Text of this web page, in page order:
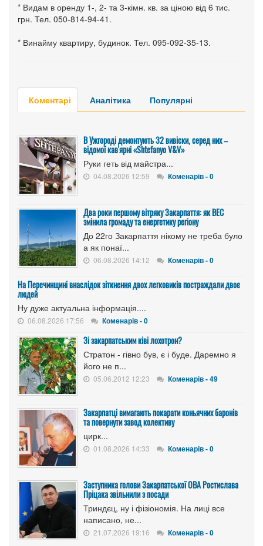
* Видам в оренду 1-, 2- та 3-кімн. кв. за ціною від 6 тис.
грн. Тел. 050-814-94-41.
* Винайму квартиру, будинок. Тел. 095-092-35-13.
Коментарі Аналітика Популярні
В Ужгороді демонтують 32 вивіски, серед них –
відомої кав'ярні «Shtefanyo V&V»
Руки геть від майстра...
04.08.2026 12:59 Коменарів - 0
Два роки першому вітряку Закарпаття: як ВЕС
змінила громаду та енергетику регіону
До 22го Закарпаття нікому не треба було
а як понаї...
06.08.2026 14:12 Коменарів - 0
На Перечинщині внаслідок зіткнення двох легковиків постраждали двоє
людей
Ну дуже актуальна інформація....
06.08.2026 17:56 Коменарів - 0
Зі закарпатським ківі лохотрон?
Стратон - гівно був, є і буде. Даремно я
його не п...
05.06.2012 12:23 Коменарів - 49
Закарпатці вимагають покарати коньячних баронів
та повернути завод колективу
цирк...
01.08.2026 14:33 Коменарів - 0
Заступника голови Закарпатської ОВА Ростислава
Пріцака звільнили з посади
Триндєц, ну і фізіономія. На лиці все
написано, не...
21.07.2026 19:16 Коменарів - 0